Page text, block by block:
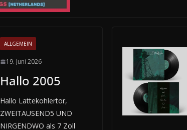
ALLGEMEIN
19. Juni 2026
Hallo 2005
Hallo Lattekohlertor,
ZWEITAUSEND5 UND
NIRGENDWO als 7 Zoll